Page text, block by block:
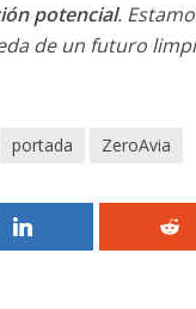
potencial.
de un futuro
portada ZeroAvia